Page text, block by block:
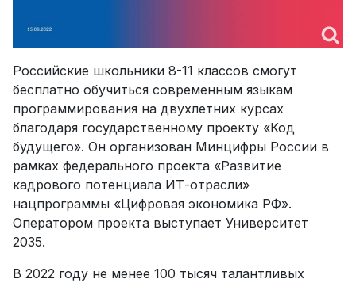
Российские школьники 8-11 классов смогут
бесплатно обучиться современным языкам
программирования на двухлетних курсах
благодаря государственному проекту «Код
будущего». Он организован Минцифры России в
рамках федерального проекта «Развитие
кадрового потенциала ИТ-отрасли»
нацпрограммы «Цифровая экономика РФ».
Оператором проекта выступает Университет
2035.
В 2022 году не менее 100 тысяч талантливых